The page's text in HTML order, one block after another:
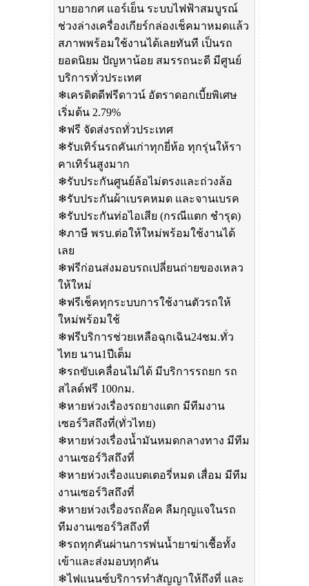
บายอากศ แอร์เย็น ระบบไฟฟ้าสมบูรณ์
ช่วงล่างเครื่องเกียร์กล่องเช็คมาหมดแล้ว
สภาพพร้อมใช้งานได้เลยทันที เป็นรถ
ยอดนิยม ปัญหาน้อย สมรรถนะดี มีศูนย์
บริการทั่วประเทศ
❄เครดิตดีฟรีดาวน์ อัตราดอกเบี้ยพิเศษ
เริ่มต้น 2.79%
❄ฟรี จัดส่งรถทั่วประเทศ
❄รับเทิร์นรถคันเก่าทุกยี่ห้อ ทุกรุ่นให้รา
คาเทิร์นสูงมาก
❄รับประกันศูนย์ล้อไม่ตรงและถ่วงล้อ
❄รับประกันผ้าเบรคหมด และจานเบรค
❄รับประกันท่อไอเสีย (กรณีแตก ชำรุด)
❄ภาษี พรบ.ต่อให้ใหม่พร้อมใช้งานได้
เลย
❄ฟรีก่อนส่งมอบรถเปลี่ยนถ่ายของเหลว
ให้ใหม่
❄ฟรีเช็คทุกระบบการใช้งานตัวรถให้
ใหม่พร้อมใช้
❄ฟรีบริการช่วยเหลือฉุกเฉิน24ชม.ทั่ว
ไทย นาน1ปีเต็ม
❄รถขับเคลื่อนไม่ได้ มีบริการรถยก รถ
สไลด์ฟรี 100กม.
❄หายห่วงเรื่องรถยางแตก มีทีมงาน
เซอร์วิสถึงที่(ทั่วไทย)
❄หายห่วงเรื่องน้ำมันหมดกลางทาง มีทีม
งานเซอร์วิสถึงที่
❄หายห่วงเรื่องแบตเตอรี่หมด เสื่อม มีทีม
งานเซอร์วิสถึงที่
❄หายห่วงเรื่องรถล๊อค ลืมกุญแจในรถ
ทีมงานเซอร์วิสถึงที่
❄รถทุกคันผ่านการพ่นน้ำยาฆ่าเชื้อทั้ง
เข้าและส่งมอบทุกคัน
❄ไฟแนนซ์บริการทำสัญญาให้ถึงที่ และ